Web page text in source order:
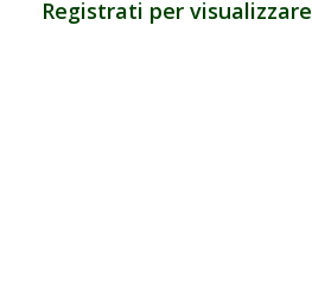
Registrati per visualizzare